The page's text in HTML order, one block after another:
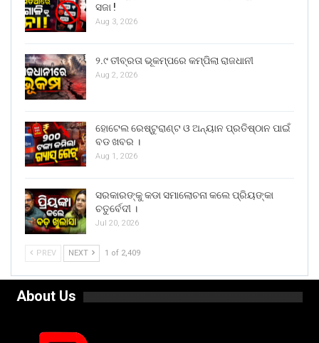
ସଜା !
Aug 3, 2026
୨.୯ ତୀବ୍ରତା ଭୂକମ୍ପରେ କମ୍ପିଲା ରାଜଧାନୀ
Aug 2, 2026
ହୋଟେଲ ରେଷ୍ଟୁରାଣ୍ଟ ଓ ଅନ୍ୟାନ ପ୍ରତିଷ୍ଠାନ ପାଇଁ
ବଡ ଖବର ।
Aug 1, 2026
ସରକାରଙ୍କୁ କଡା ସମାଲୋଚନା କଲେ ପ୍ରିୟଙ୍କା
ଚତୁର୍ବେଦୀ ।
Jul 20, 2026
PREV NEXT 1 of 2,409
About Us